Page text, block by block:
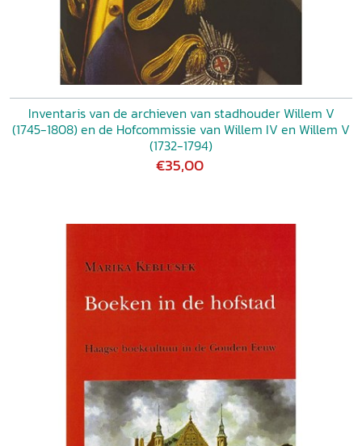
Inventaris van de archieven van stadhouder Willem V
(1745-1808) en de Hofcommissie van Willem IV en Willem V
(1732-1794)
€35,00